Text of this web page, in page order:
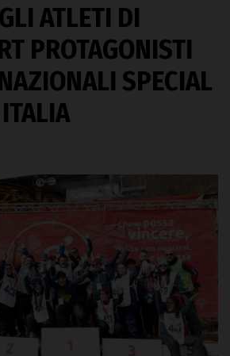
ATLETI DI
PROTAGONISTI
SPECIAL